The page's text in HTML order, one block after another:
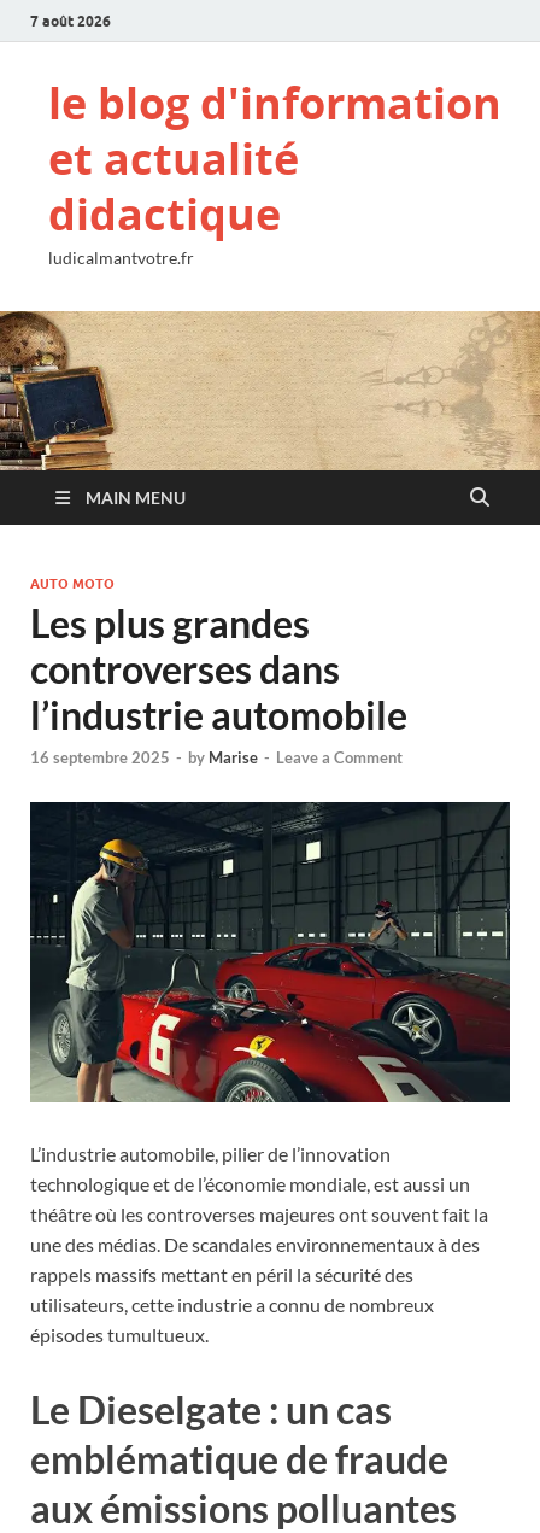
7 août 2026
le blog d'information
et actualité
didactique
ludicalmantvotre.fr
MAIN MENU
AUTO MOTO
Les plus grandes
controverses dans
l’industrie automobile
16 septembre 2025 - by Marise - Leave a Comment
L’industrie automobile, pilier de l’innovation
technologique et de l’économie mondiale, est aussi un
théâtre où les controverses majeures ont souvent fait la
une des médias. De scandales environnementaux à des
rappels massifs mettant en péril la sécurité des
utilisateurs, cette industrie a connu de nombreux
épisodes tumultueux.
Le Dieselgate : un cas
emblématique de fraude
aux émissions polluantes